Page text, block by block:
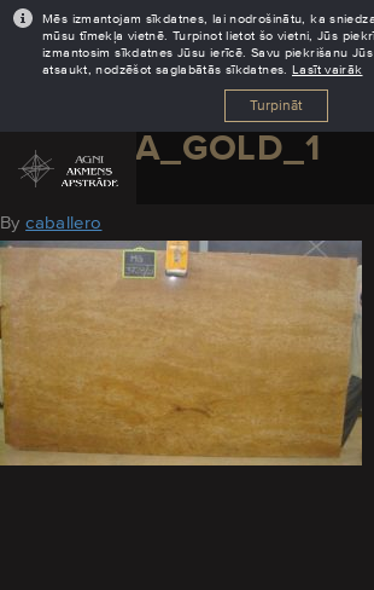
Mēs izmantojam sīkdatnes, lai nodrošinātu, ka
mūsu tīmekļa vietnē. Turpinot lietot šo vietni, Jūs
izmantosim sīkdatnes Jūsu ierīcē. Savu piekrišanu
atsaukt, nodzēšot saglabātās sīkdatnes. Lasīt vairāk
Turpināt
MADURA_GOLD_1
August 19, 2016
Bycaballero